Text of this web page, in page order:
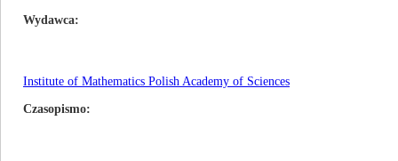
Wydawca
Institute of Mathematics Polish Academy of Sciences
Czasopismo